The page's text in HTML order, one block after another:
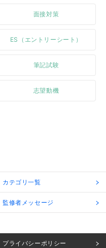
面接対策
ES（エントリーシート）
筆記試験
志望動機
カテゴリ一覧
監修者メッセージ
プライバシーポリシー